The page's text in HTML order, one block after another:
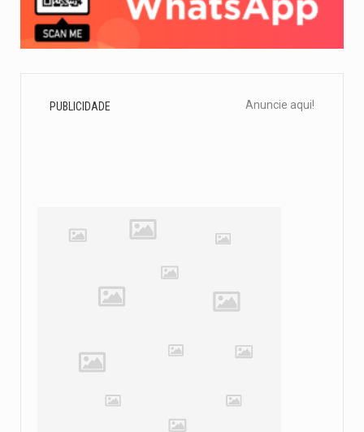
PUBLICIDADE Anuncie aqui!